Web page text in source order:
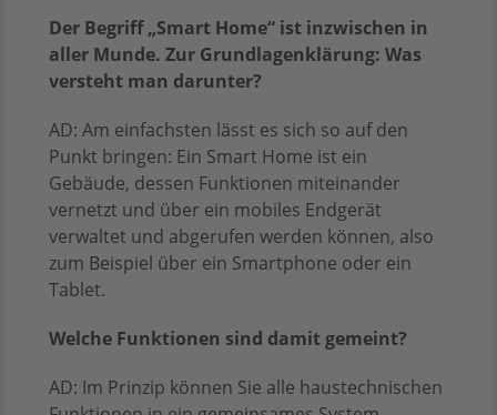
Der Begriff „Smart Home“ ist inzwischen in
aller Munde. Zur Grundlagenklärung: Was
versteht man darunter?
AD: Am einfachsten lässt es sich so auf den
Punkt bringen: Ein Smart Home ist ein
Gebäude, dessen Funktionen miteinander
vernetzt und über ein mobiles Endgerät
verwaltet und abgerufen werden können, also
zum Beispiel über ein Smartphone oder ein
Tablet.
Welche Funktionen sind damit gemeint?
AD: Im Prinzip können Sie alle haustechnischen